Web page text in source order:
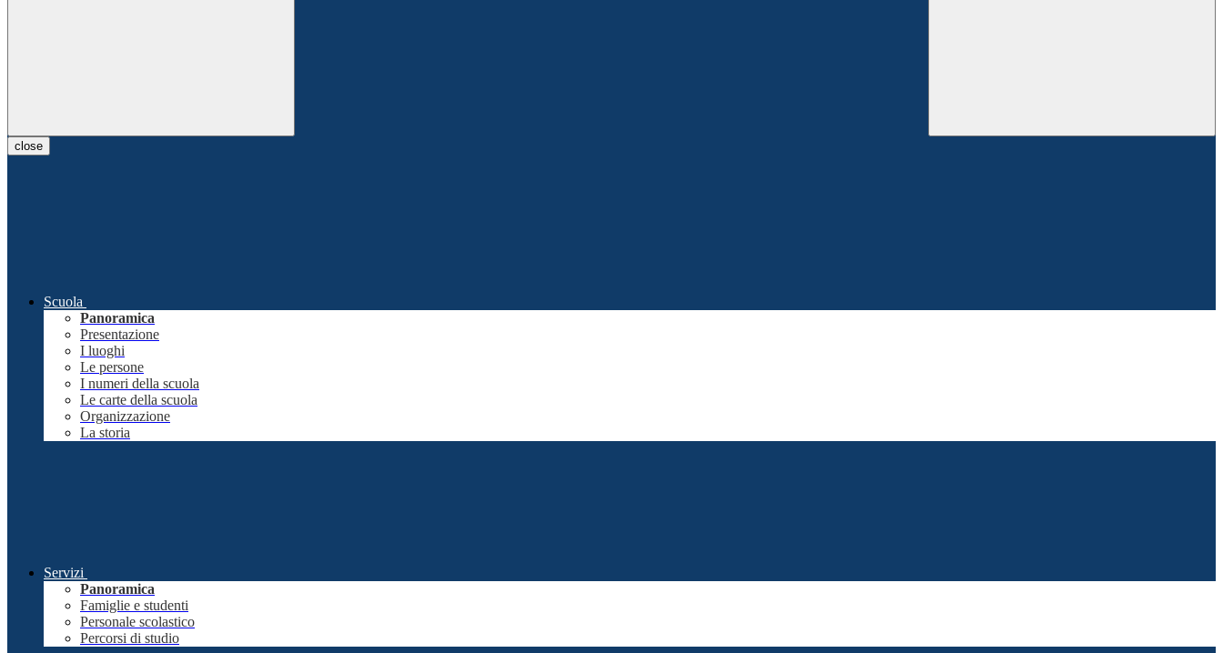
close
Scuola
Panoramica
Presentazione
I luoghi
Le persone
I numeri della scuola
Le carte della scuola
Organizzazione
La storia
Servizi
Panoramica
Famiglie e studenti
Personale scolastico
Percorsi di studio